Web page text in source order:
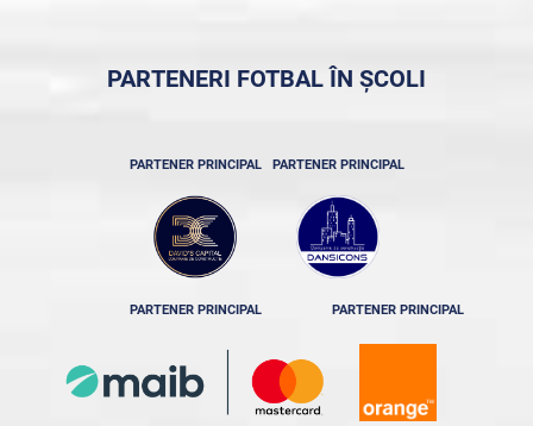
PARTENERI FOTBAL ÎN ȘCOLI
PARTENER PRINCIPAL PARTENER PRINCIPAL
PARTENER PRINCIPAL PARTENER PRINCIPAL